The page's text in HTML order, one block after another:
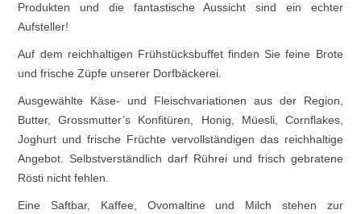
Produkten und die fantastische Aussicht sind ein echter
Aufsteller!
Auf dem reichhaltigen Frühstücksbuffet finden Sie feine Brote
und frische Züpfe unserer Dorfbäckerei.
Ausgewählte Käse- und Fleischvariationen aus der Region,
Butter, Grossmutter’s Konfitüren, Honig, Müesli, Cornflakes,
Joghurt und frische Früchte vervollständigen das reichhaltige
Angebot. Selbstverständlich darf Rührei und frisch gebratene
Rösti nicht fehlen.
Eine Saftbar, Kaffee, Ovomaltine und Milch stehen zur